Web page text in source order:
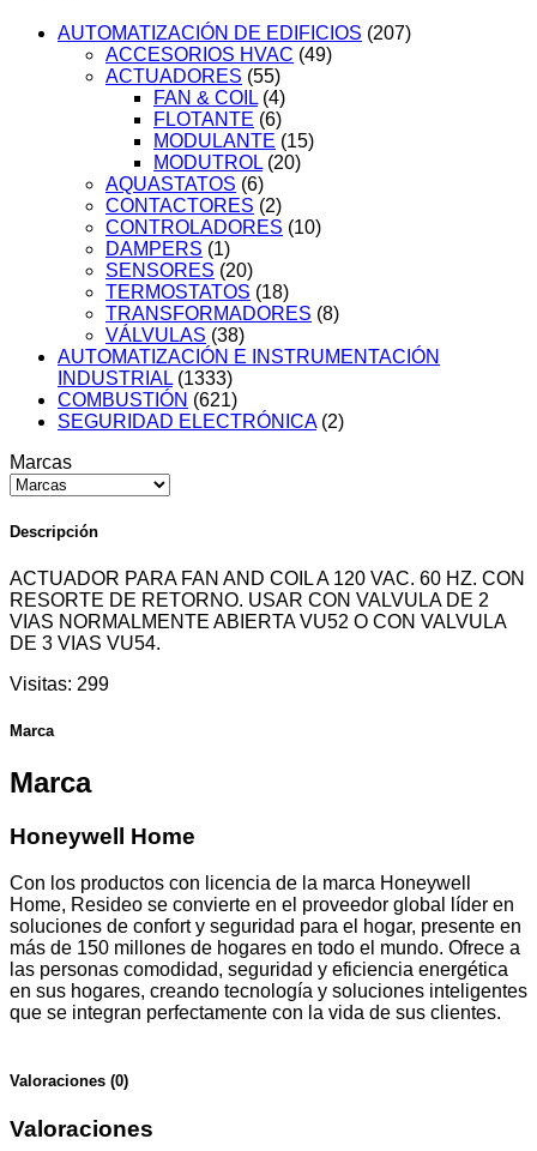
AUTOMATIZACIÓN DE EDIFICIOS (207)
ACCESORIOS HVAC (49)
ACTUADORES (55)
FAN & COIL (4)
FLOTANTE (6)
MODULANTE (15)
MODUTROL (20)
AQUASTATOS (6)
CONTACTORES (2)
CONTROLADORES (10)
DAMPERS (1)
SENSORES (20)
TERMOSTATOS (18)
TRANSFORMADORES (8)
VÁLVULAS (38)
AUTOMATIZACIÓN E INSTRUMENTACIÓN
INDUSTRIAL (1333)
COMBUSTIÓN (621)
SEGURIDAD ELECTRÓNICA (2)
Marcas
Descripción
ACTUADOR PARA FAN AND COIL A 120 VAC. 60 HZ. CON
RESORTE DE RETORNO. USAR CON VALVULA DE 2
VIAS NORMALMENTE ABIERTA VU52 O CON VALVULA
DE 3 VIAS VU54.
Visitas: 299
Marca
Marca
Honeywell Home
Con los productos con licencia de la marca Honeywell
Home, Resideo se convierte en el proveedor global líder en
soluciones de confort y seguridad para el hogar, presente en
más de 150 millones de hogares en todo el mundo. Ofrece a
las personas comodidad, seguridad y eficiencia energética
en sus hogares, creando tecnología y soluciones inteligentes
que se integran perfectamente con la vida de sus clientes.
Valoraciones (0)
Valoraciones